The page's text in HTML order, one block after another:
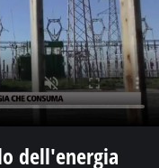
dell'energia